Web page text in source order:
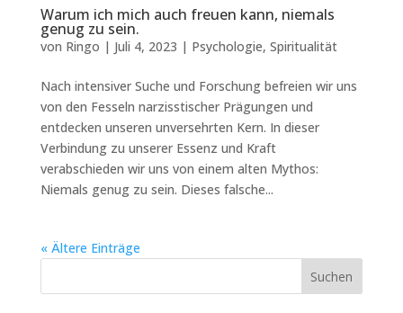
Warum ich mich auch freuen kann, niemals
genug zu sein.
von Ringo | Juli 4, 2023 | Psychologie, Spiritualität
Nach intensiver Suche und Forschung befreien wir uns
von den Fesseln narzisstischer Prägungen und
entdecken unseren unversehrten Kern. In dieser
Verbindung zu unserer Essenz und Kraft
verabschieden wir uns von einem alten Mythos:
Niemals genug zu sein. Dieses falsche...
« Ältere Einträge
Suchen